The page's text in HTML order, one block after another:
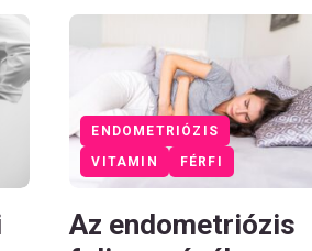
VITAMIN FÉRFI
ENDOMETRIÓZIS
Az endometriózis